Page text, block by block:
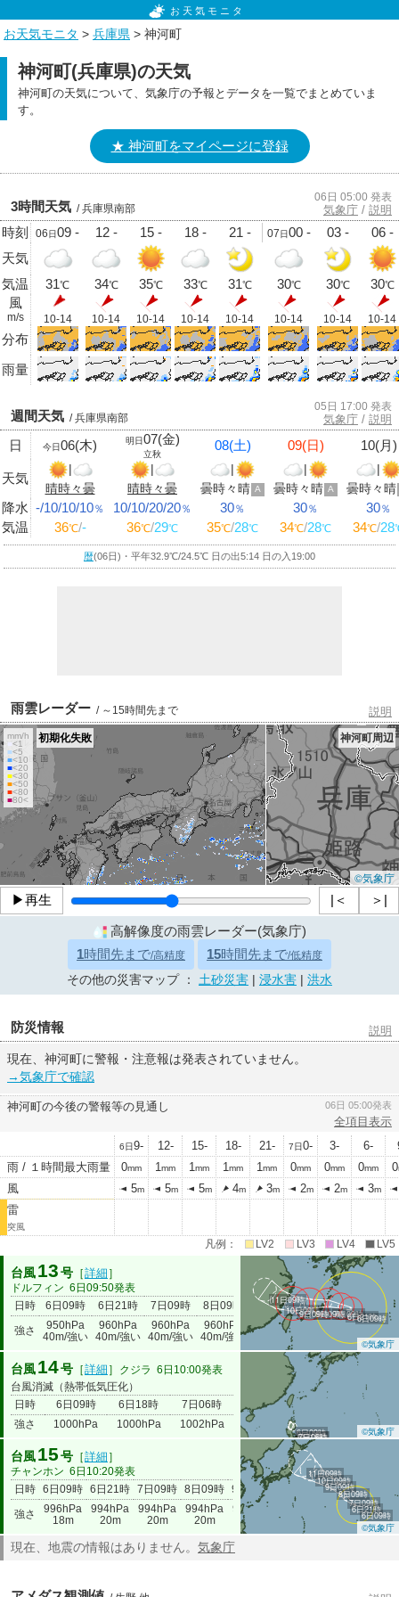
お天気モニタ
お天気モニタ > 兵庫県 > 神河町
神河町(兵庫県)の天気
神河町の天気について、気象庁の予報とデータを一覧でまとめていま
す。
★ 神河町をマイページに登録
3時間天気 / 兵庫県南部
06日 05:00 発表
気象庁 / 説明
時刻 06日09 - 12 - 15 - 18 - 21 - 07日00 - 03 -
06 -
天気
気温
31℃ 34℃ 35℃ 33℃ 31℃ 30℃ 30℃ 30℃
風
m/s 10-14 10-14 10-14 10-14 10-14 10-14 10-14 10-14
分布
雨量
週間天気 / 兵庫県南部
05日 17:00 発表
気象庁 / 説明
日 今日06(木) 明日07(金)
立秋
08(土) 09(日) 10(月)
天気
|
晴時々曇
|
晴時々曇
|
曇時々晴 A
|
曇時々晴 A
|
曇時々晴
降水 -/10/10/10％ 10/10/20/20％ 30％ 30％ 30％
気温 36℃/- 36℃/29℃ 35℃/28℃ 34℃/28℃ 34℃/28
暦(06日)・平年32.9℃/24.5℃ 日の出5:14 日の入19:00
雨雲レーダー / ～15時間先まで 説明
©気象庁
mm/h
■<1
■<5
■<10
■<20
■<30
■<50
■<80
■80<
初期化失敗 神河町周辺
▶再生 |＜ ＞|
高解像度の雨雲レーダー(気象庁)
1時間先まで/高精度 15時間先まで/低精度
その他の災害マップ ： 土砂災害 浸水害 洪水
防災情報 説明
現在、神河町に警報・注意報は発表されていません。
→気象庁で確認
神河町の今後の警報等の見通し 06日 05:00発表
全項目表示
6日9- 12- 15- 18- 21- 7日0- 3- 6-
雨 / １時間最大雨量
0mm 1mm 1mm 1mm 1mm 0mm 0mm 0mm 0
風 5m 5m 5m 4m 3m 2m 2m 3m
雷
突風
凡例： LV2 LV3 LV4 LV5
台風 13 号 ［詳細 ］
ドルフィン 6日09:50発表
日時
6日09時 6日21時 7日09時 8日09時 9日09時 10日09時 11日09
強さ
950hPa
40m/強い
960hPa
40m/強い
960hPa
40m/強い
960hPa
40m/強い
960hPa
35m/強い
980hPa
23m
18m
6日09時
6日21時
7日09時
8日09時
9日09時
10日09時
11日09時
©気象庁
台風 14号 ［詳細 ］ クジラ 6日10:00発表
台風消滅（熱帯低気圧化）
日時
6日09時 6日18時
7日06時
強さ
1000hPa 1000hPa 1002hPa
6日09時
6日18時
7日06時 ©気象庁
台風 15 号 ［詳細 ］
チャンホン 6日10:20発表
日時 6日09時 6日21時 7日09時 8日09時 9日09時 10日09時
11日09時
強さ
996hPa
18m
994hPa
20m
994hPa
20m
994hPa
20m
994hPa
20m
994hPa
20m
994hPa
20m6日09時
6日21時
7日09時
8日09時
9日09時
10日09時
11日09時
©気象庁
現在、地震の情報はありません。 気象庁